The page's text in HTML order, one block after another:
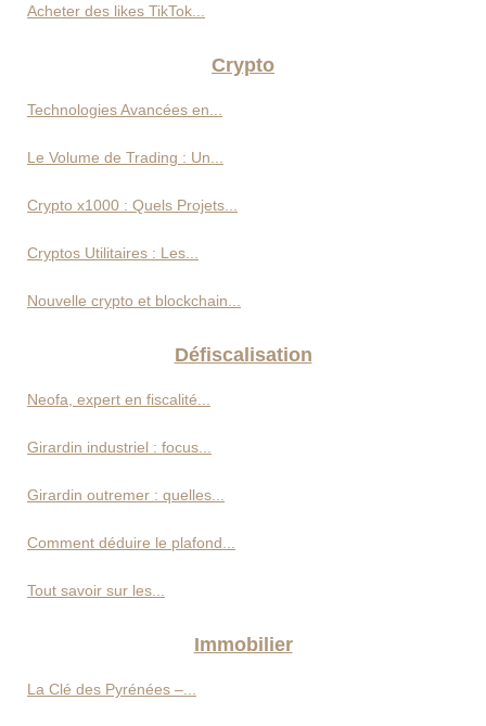
Acheter des likes TikTok...
Crypto
Technologies Avancées en...
Le Volume de Trading : Un...
Crypto x1000 : Quels Projets...
Cryptos Utilitaires : Les...
Nouvelle crypto et blockchain...
Défiscalisation
Neofa, expert en fiscalité...
Girardin industriel : focus...
Girardin outremer : quelles...
Comment déduire le plafond...
Tout savoir sur les...
Immobilier
La Clé des Pyrénées –...